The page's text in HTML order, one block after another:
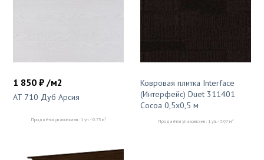
1 850 ₽ /м2
AT 710 Дуб Арсия
Продаётся упаковками: 1 уп. - 0.75 м2
Ковровая плитка Interface
(Интерфейс) Duet 311401
Cocoa 0,5х0,5 м
Продаётся упаковками: 1 уп. - 3.97 м2